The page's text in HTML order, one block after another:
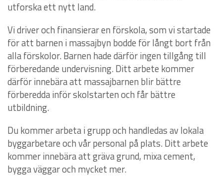
utforska ett nytt land.
Vi driver och finansierar en förskola, som vi startade
för att barnen i massajbyn bodde för långt bort från
alla förskolor. Barnen hade därför ingen tillgång till
förberedande undervisning. Ditt arbete kommer
därför innebära att massajbarnen blir bättre
förberedda inför skolstarten och får bättre
utbildning.
Du kommer arbeta i grupp och handledas av lokala
byggarbetare och vår personal på plats. Ditt arbete
kommer innebära att gräva grund, mixa cement,
bygga väggar och mycket mer.